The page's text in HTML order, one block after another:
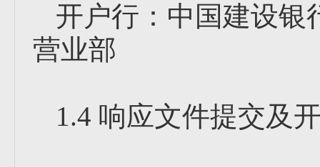
开户行：中国建设银
营业部
1.4 响应文件提交及